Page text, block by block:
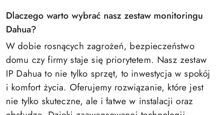
Dlaczego warto wybrać nasz zestaw monitoringu
Dahua?
W dobie rosnących zagrożeń, bezpieczeństwo
domu czy firmy staje się priorytetem. Nasz zestaw
IP Dahua to nie tylko sprzęt, to inwestycja w spokój
i komfort życia. Oferujemy rozwiązanie, które jest
nie tylko skuteczne, ale i łatwe w instalacji oraz